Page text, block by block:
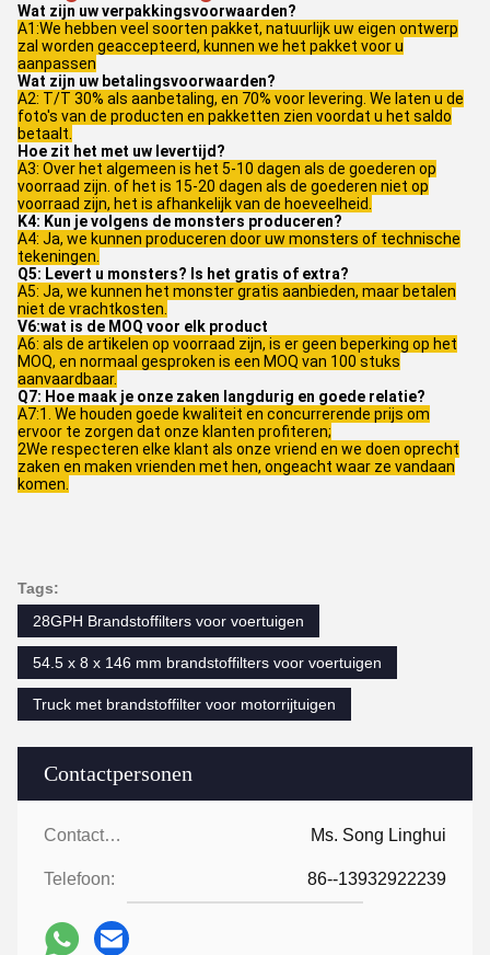
Contactpersonen
Contactpersonen: Ms. Song Linghui
Telefoon: 86--13932922239
Wat zijn uw verpakkingsvoorwaarden?
A1:We hebben veel soorten pakket, natuurlijk uw eigen ontwerp
zal worden geaccepteerd, kunnen we het pakket voor u
aanpassen
Wat zijn uw betalingsvoorwaarden?
A2: T/T 30% als aanbetaling, en 70% voor levering. We laten u de
foto's van de producten en pakketten zien voordat u het saldo
betaalt.
Hoe zit het met uw levertijd?
A3: Over het algemeen is het 5-10 dagen als de goederen op
voorraad zijn. of het is 15-20 dagen als de goederen niet op
voorraad zijn, het is afhankelijk van de hoeveelheid.
K4: Kun je volgens de monsters produceren?
A4: Ja, we kunnen produceren door uw monsters of technische
tekeningen.
Q5: Levert u monsters? Is het gratis of extra?
A5: Ja, we kunnen het monster gratis aanbieden, maar betalen
niet de vrachtkosten.
V6:wat is de MOQ voor elk product
A6: als de artikelen op voorraad zijn, is er geen beperking op het
MOQ, en normaal gesproken is een MOQ van 100 stuks
aanvaardbaar.
Q7: Hoe maak je onze zaken langdurig en goede relatie?
A7:1. We houden goede kwaliteit en concurrerende prijs om
ervoor te zorgen dat onze klanten profiteren;
2We respecteren elke klant als onze vriend en we doen oprecht
zaken en maken vrienden met hen, ongeacht waar ze vandaan
komen.
Tags:
28GPH Brandstoffilters voor voertuigen
54.5 x 8 x 146 mm brandstoffilters voor voertuigen
Truck met brandstoffilter voor motorrijtuigen